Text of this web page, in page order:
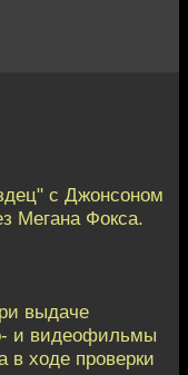
с Джонсоном
Мегана Фокса.
выдаче
и видеофильмы
в ходе проверки